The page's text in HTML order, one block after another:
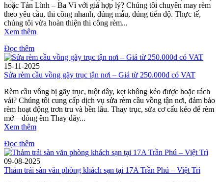
hoặc Tản Lĩnh – Ba Vì với giá hợp lý? Chúng tôi chuyên may rèm
theo yêu cầu, thi công nhanh, đúng mẫu, đúng tiến độ. Thực tế,
chúng tôi vừa hoàn thiện thi công rèm...
Xem thêm
Đọc thêm
15-11-2025
Sửa rèm cầu vồng gãy trục tận nơi – Giá từ 250.000đ có VAT
Rèm cầu vồng bị gãy trục, tuột dây, kẹt không kéo được hoặc rách
vải? Chúng tôi cung cấp dịch vụ sửa rèm cầu vồng tận nơi, đảm bảo
rèm hoạt động trơn tru và bền lâu. Thay trục, sửa cơ cấu kéo để rèm
mở – đóng êm Thay dây...
Xem thêm
Đọc thêm
09-08-2025
Thảm trải sàn văn phòng khách sạn tại 17A Trần Phú – Việt Trì